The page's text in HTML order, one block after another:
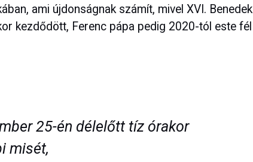
ami újdonságnak számít, mivel XVI. Benedek
kezdődött, Ferenc pápa pedig 2020-tól este fél
25-én délelőtt tíz órakor
misét,